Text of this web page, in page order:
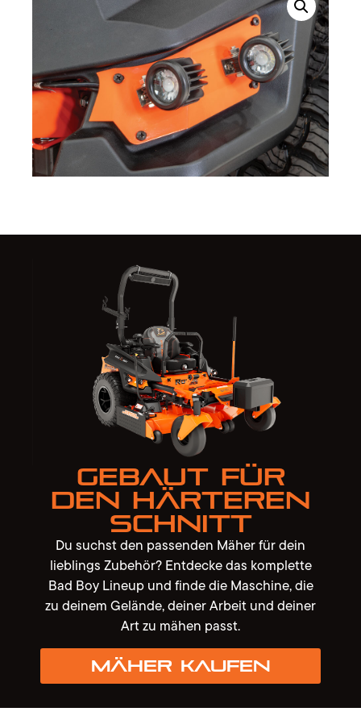
Gebaut für
den härteren
Schnitt
Du suchst den passenden Mäher für dein
lieblings Zubehör? Entdecke das komplette
Bad Boy Lineup und finde die Maschine, die
zu deinem Gelände, deiner Arbeit und deiner
Art zu mähen passt.
Mäher kaufen